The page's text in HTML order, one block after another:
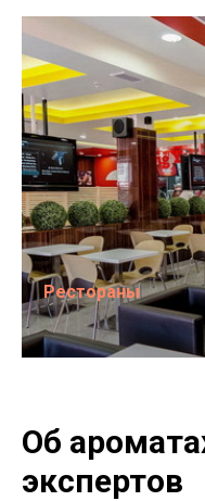
Рестораны
Об
экспертов